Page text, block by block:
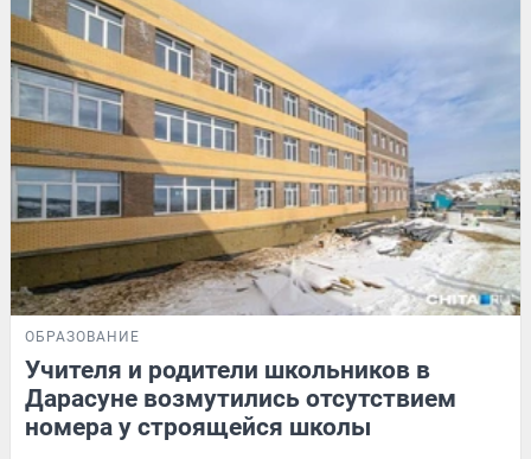
ОБРАЗОВАНИЕ
Учителя и родители школьников в
Дарасуне возмутились отсутствием
номера у строящейся школы